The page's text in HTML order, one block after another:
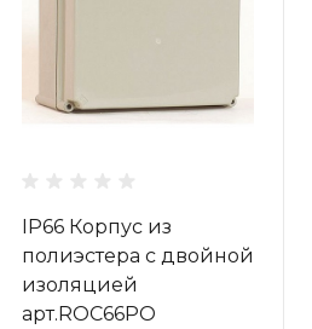
IP66 Корпус из
полиэстера с двойной
изоляцией
арт.ROC66PO